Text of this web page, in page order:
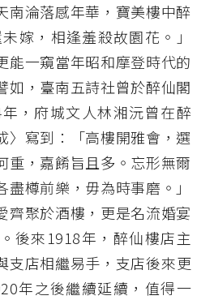
南淪落感年華，寶美樓中醉
嫁，相逢羞殺故園花。」
能一窺當年昭和摩登時代的
如，臺南五詩社曾於醉仙閣
，府城文人林湘沅曾在醉
〉寫到：「高樓開雅會，選
重，嘉餚旨且多。忘形無爾
樽前樂，毋為時事磨。」
齊聚於酒樓，更是名流婚宴
後來1918年，醉仙樓店主
支店相繼易手 ， 支店後來更
年之後繼續延續 ，值得一